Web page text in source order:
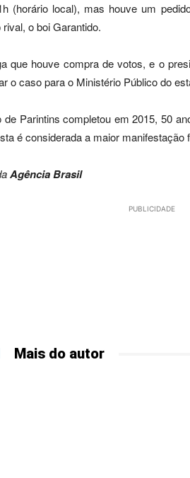
(horário local), mas houve um
o boi Garantido.
que houve compra de votos, e o
o caso para o Ministério Público do
Parintins completou em 2015, 50
é considerada a maior manifestação
Agência Brasil
PUBLICIDADE
Mais do autor